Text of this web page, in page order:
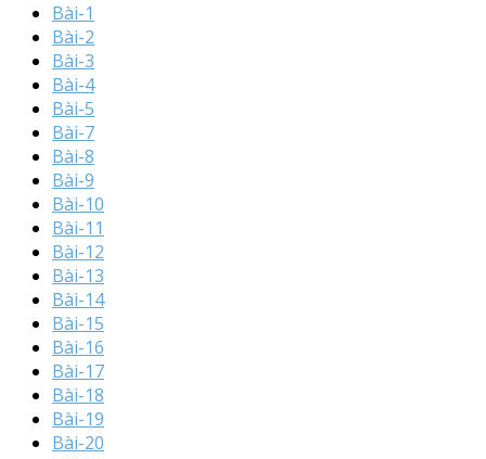
Bài-1
Bài-2
Bài-3
Bài-4
Bài-5
Bài-7
Bài-8
Bài-9
Bài-10
Bài-11
Bài-12
Bài-13
Bài-14
Bài-15
Bài-16
Bài-17
Bài-18
Bài-19
Bài-20